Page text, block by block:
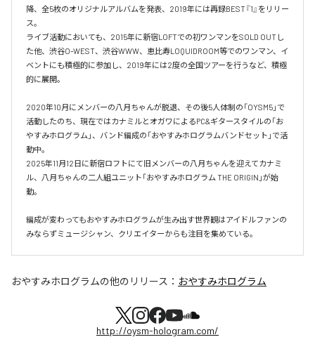
降、全5枚のオリジナルアルバムを発表、2019年には再録BEST『1』をリリー
ス。
ライブ活動においても、2015年に新宿LOFTでの初ワンマンをSOLD OUTし
た他、渋⾕O-WEST、渋⾕WWW、恵⽐寿LOQUIDROOM等でのワンマン、イ
ベントにも積極的に参加し、2019年には2度の全国ツアーを⾏うなど、積極
的に展開。
2020年10月にメンバーの八月ちゃんが脱退、その後5人体制の「OYSM5」で
活動したのち、現在ではカナミルとオガワによるPC&ギタースタイルの「お
やすみホログラム」、バンド編成の「おやすみホログラムバンドセット」で活
動中。
2025年11月12日に新宿ロフトにて旧メンバーの八月ちゃんを迎えてカナミ
ル、八月ちゃんの二人組ユニット「おやすみホログラム THE ORIGIN」が始
動。
編成が変わってもおやすみホログラムが⽣み出す世界観はアイドルファンの
おやすみホログラムの他のリリース： おやすみホログラム
http://oysm-hologram.com/